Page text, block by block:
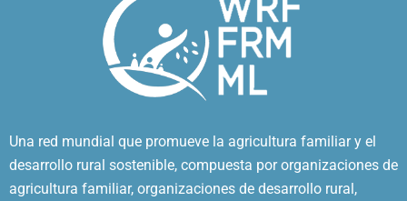
Una red mundial que promueve la agricultura familiar y el
desarrollo rural sostenible, compuesta por organizaciones de
agricultura familiar, organizaciones de desarrollo rural,